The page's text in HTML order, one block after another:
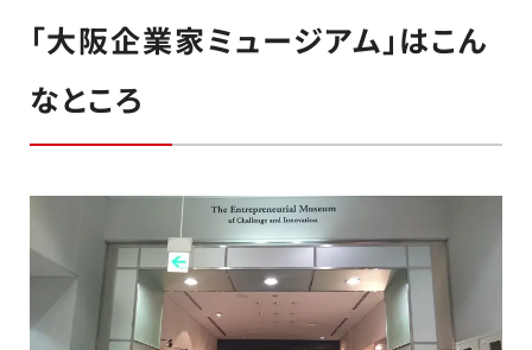
「大阪企業家ミュージアム」はこん
なところ